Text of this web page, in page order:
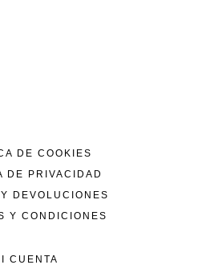
DE COOKIES
DE PRIVACIDAD
DEVOLUCIONES
Y CONDICIONES
CUENTA